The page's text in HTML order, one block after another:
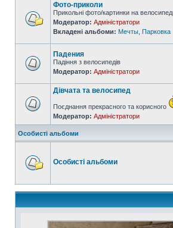
Фото-приколи
Прикольні фото/картинки на
Модератор: Адміністратори
Вкладені альбоми: Мечты Парковка
Падения
Падіння з велосипедів
Модератор: Адміністратори
Дівчата та велосипед
Поєднання прекрасного та корисного
Модератор: Адміністратори
Особисті альбоми
Особисті альбоми